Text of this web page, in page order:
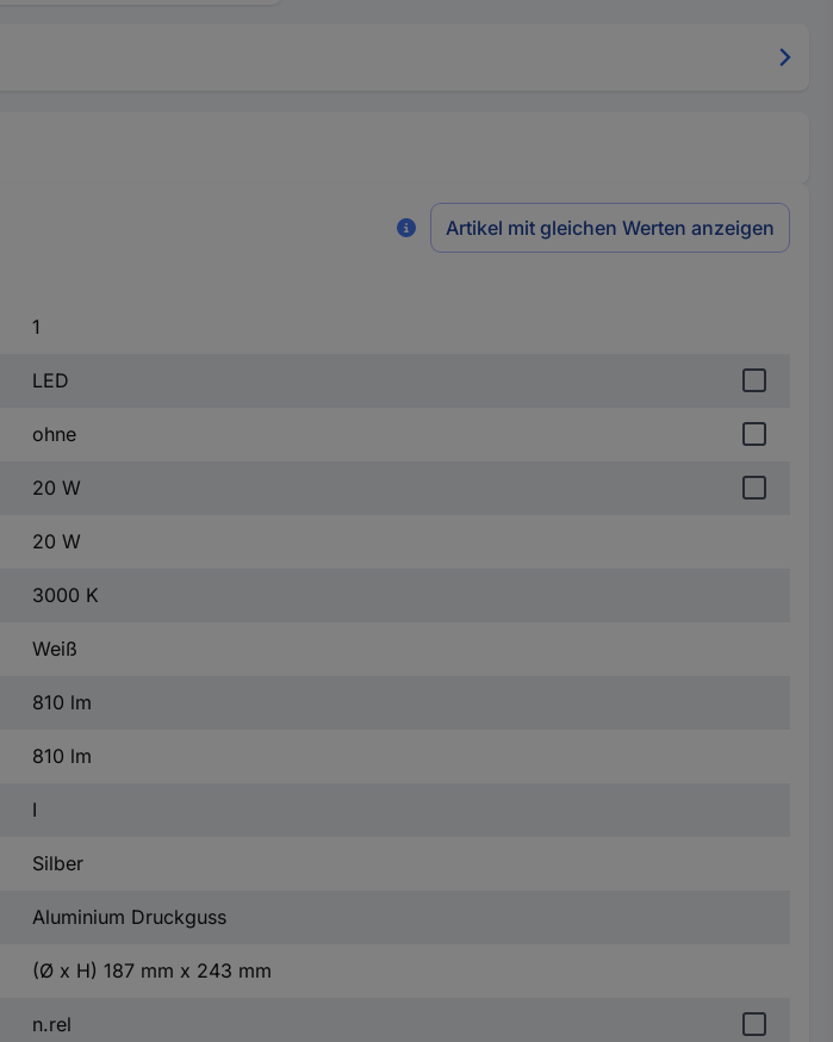
Artikel mit gleichen Werten anzeigen
1
LED
ohne
20 W
20 W
3000 K
Weiß
810 lm
810 lm
I
Silber
Aluminium Druckguss
(Ø x H) 187 mm x 243 mm
n.rel